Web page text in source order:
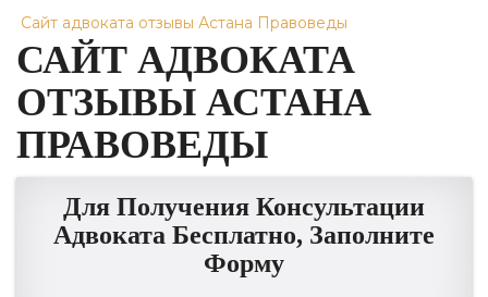
Сайт адвоката отзывы Астана Правоведы
САЙТ АДВОКАТА
ОТЗЫВЫ АСТАНА
ПРАВОВЕДЫ
Для Получения Консультации
Адвоката Бесплатно, Заполните
Форму